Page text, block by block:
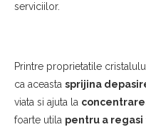
serviciilor.
Printre proprietatile
ca aceasta sprijina
viata si ajuta la
foarte utila pentru a